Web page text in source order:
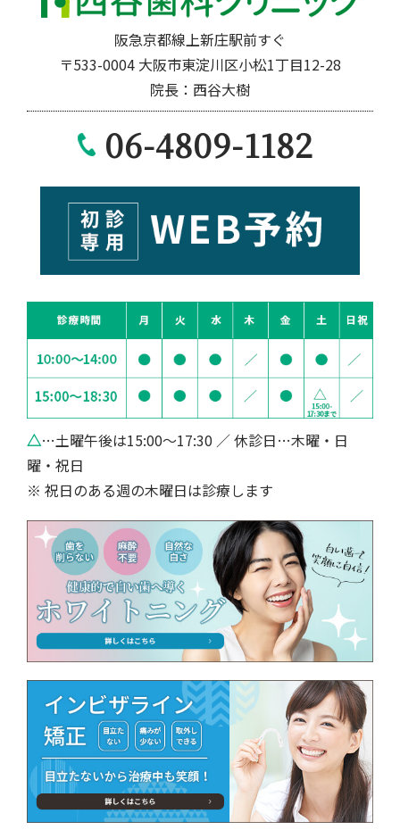
阪急京都線上新庄駅前すぐ
〒533-0004 大阪市東淀川区小松1丁目12-28
院長：西谷大樹
06-4809-1182
△…土曜午後は15:00～17:30 ／ 休診日…木曜・日
曜・祝日
※ 祝日のある週の木曜日は診療します